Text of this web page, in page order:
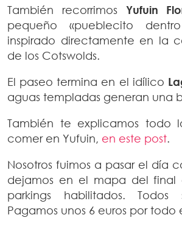
También recorrimos Yufuin
pequeño «pueblecito
inspirado directamente en la
de los Cotswolds.
El paseo termina en el idílico
aguas templadas generan una
También te explicamos todo
comer en Yufuin, en este post.
Nosotros fuimos a pasar el día
dejamos en el mapa del final
parkings habilitados. Todos
Pagamos unos 6 euros por todo